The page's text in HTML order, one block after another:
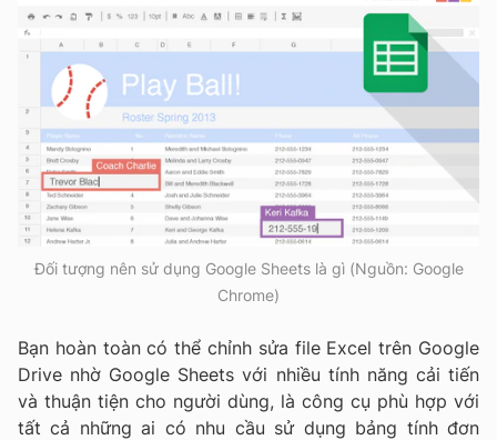
Đối tượng nên sử dụng Google Sheets là gì (Nguồn: Google
Chrome)
Bạn hoàn toàn có thể chỉnh sửa file Excel trên Google
Drive nhờ Google Sheets với nhiều tính năng cải tiến
và thuận tiện cho người dùng, là công cụ phù hợp với
tất cả những ai có nhu cầu sử dụng bảng tính đơn